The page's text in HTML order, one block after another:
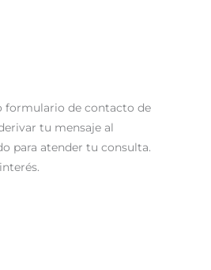
formulario de contacto de
tu mensaje al
para atender tu consulta.